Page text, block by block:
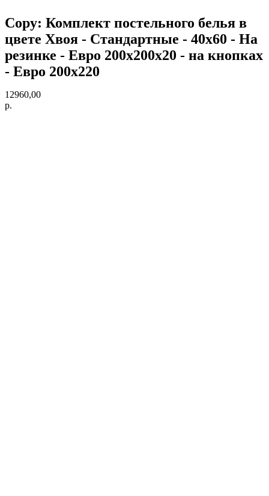
Copy: Комплект постельного белья в
цвете Хвоя - Стандартные - 40х60 - На
резинке - Евро 200х200х20 - на кнопках
- Евро 200х220
12960,00
р.